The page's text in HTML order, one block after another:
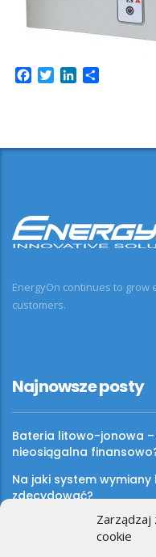
Zarządzaj
cookie
Facebook
TwitterLinkedIn
EnergyOn continues to
customers.
Najnowsze posty
Bateria litowo-jonowa –
nieosiągalna
Na jaki system
zdecydować?